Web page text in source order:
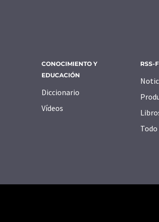
CONOCIMIENTO Y
EDUCACIÓN
Diccionario
Vídeos
RSS-